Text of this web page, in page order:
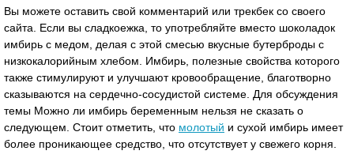
Вы можете оставить свой комментарий или трекбек со своего
сайта. Если вы сладкоежка, то употребляйте вместо шоколадок
имбирь с медом, делая с этой смесью вкусные бутерброды с
низкокалорийным хлебом. Имбирь, полезные свойства которого
также стимулируют и улучшают кровообращение, благотворно
сказываются на сердечно-сосудистой системе. Для обсуждения
темы Можно ли имбирь беременным нельзя не сказать о
следующем. Стоит отметить, что молотый и сухой имбирь имеет
более проникающее средство, что отсутствует у свежего корня.